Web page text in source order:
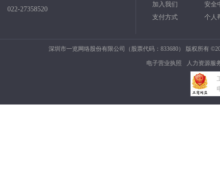
022-27358520
加入我们
支付方式
安全
个人
深圳市一览网络股份有限公司（股票代码：833680） 版权所有
电子营业执照 人力资源服